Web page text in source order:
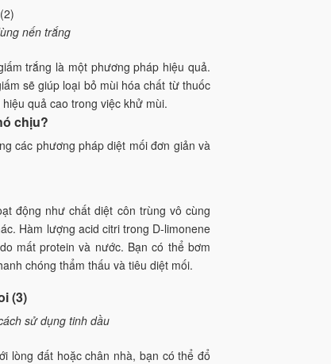
nến trắng
trắng là một phương pháp hiệu quả.
sẽ giúp loại bỏ mùi hóa chất từ thuốc
quả cao trong việc khử mùi.
chịu?
các phương pháp diệt mối đơn giản và
động như chất diệt côn trùng vô cùng
Hàm lượng acid citri trong D-limonene
mất protein và nước. Bạn có thể bơm
chóng thẩm thấu và tiêu diệt mối.
sử dụng tinh dầu
lòng đất hoặc chân nhà, bạn có thể đổ